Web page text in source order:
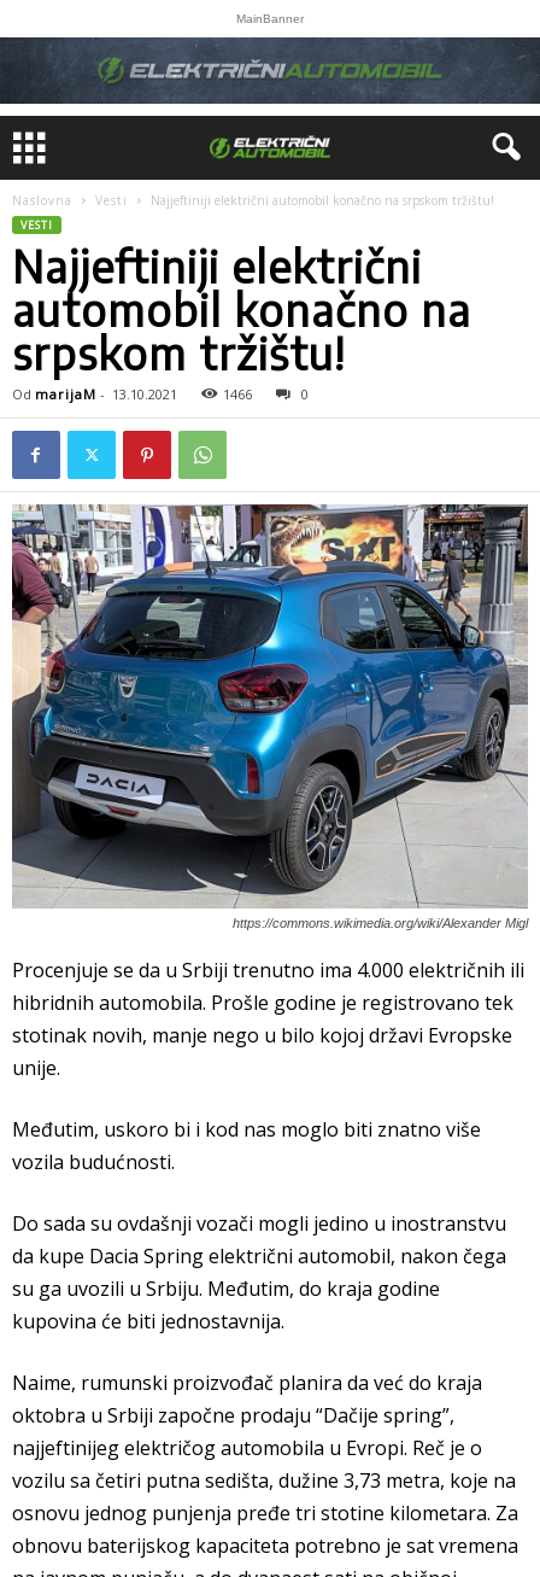
MainBanner
Naslovna Vesti Najjeftiniji električni automobil konačno na srpskom tržištu!
VESTI
Najjeftiniji električni
automobil konačno na
srpskom tržištu!
Od marijaM - 13.10.2021 1466 0
https://commons.wikimedia.org/wiki/Alexander Migl
Procenjuje se da u Srbiji trenutno ima 4.000 električnih ili
hibridnih automobila. Prošle godine je registrovano tek
stotinak novih, manje nego u bilo kojoj državi Evropske
unije.
Međutim, uskoro bi i kod nas moglo biti znatno više
vozila budućnosti.
Do sada su ovdašnji vozači mogli jedino u inostranstvu
da kupe Dacia Spring električni automobil, nakon čega
su ga uvozili u Srbiju. Međutim, do kraja godine
kupovina će biti jednostavnija.
Naime, rumunski proizvođač planira da već do kraja
oktobra u Srbiji započne prodaju “Dačije spring”,
najjeftinijeg električog automobila u Evropi. Reč je o
vozilu sa četiri putna sedišta, dužine 3,73 metra, koje na
osnovu jednog punjenja pređe tri stotine kilometara. Za
obnovu baterijskog kapaciteta potrebno je sat vremena